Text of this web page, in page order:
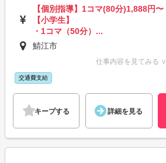
【個別指導】1コマ(80分)1,888円〜
【小学生】
・1コマ（50分）...
鯖江市
仕事内容を見てみる ∨
交通費支給
キープする 詳細を見る